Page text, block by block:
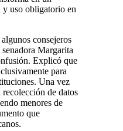
y uso obligatorio en
consejeros
Margarita
Explicó que
para
Una vez
de datos
menores de
que